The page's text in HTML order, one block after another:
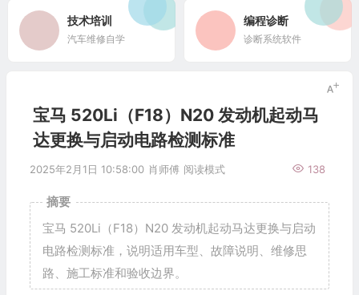
技术培训
汽车维修自学
编程诊断
诊断系统软件
宝马 520Li（F18）N20 发动机起动马
达更换与启动电路检测标准
2025年2月1日 10:58:00 肖师傅 138
阅读模式
摘要
宝马 520Li（F18）N20 发动机起动马达更换与启动
电路检测标准，说明适用车型、故障说明、维修思
路、施工标准和验收边界。